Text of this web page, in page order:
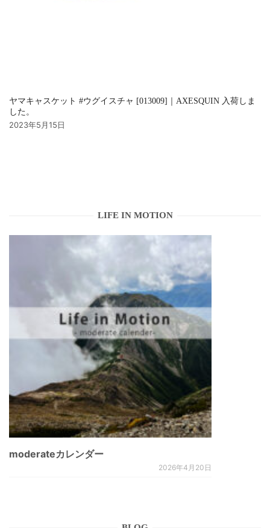
ヤマキャスケット #ウグイスチャ [013009]｜AXESQUIN 入荷しま
した。
2023年5月15日
LIFE IN MOTION
moderateカレンダー
2026年4月20日